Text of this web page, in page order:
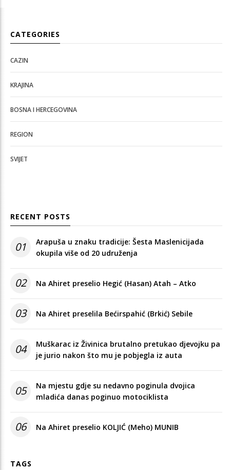
CATEGORIES
CAZIN
KRAJINA
BOSNA I HERCEGOVINA
REGION
SVIJET
RECENT POSTS
01
Arapuša u znaku tradicije: Šesta Maslenicijada
okupila više od 20 udruženja
02 Na Ahiret preselio Hegić (Hasan) Atah – Atko
03 Na Ahiret preselila Bećirspahić (Brkić) Sebile
04
Muškarac iz Živinica brutalno pretukao djevojku pa
je jurio nakon što mu je pobjegla iz auta
05
Na mjestu gdje su nedavno poginula dvojica
mladića danas poginuo motociklista
06 Na Ahiret preselio KOLJIĆ (Meho) MUNIB
TAGS